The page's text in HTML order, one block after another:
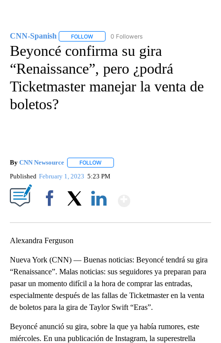
CNN-Spanish FOLLOW FOLLOW "CNN-SPANISH" TO RECEIVE
0 Followers
Beyoncé confirma su gira
“Renaissance”, pero ¿podrá
Ticketmaster manejar la venta de
boletos?
By CNN Newsource FOLLOW
Published February 1, 2023 5:23 PM
Alexandra Ferguson
Nueva York (CNN) — Buenas noticias: Beyoncé tendrá su gira
“Renaissance”. Malas noticias: sus seguidores ya preparan para
pasar un momento difícil a la hora de comprar las entradas,
especialmente después de las fallas de Ticketmaster en la venta
de boletos para la gira de Taylor Swift “Eras”.
Beyoncé anunció su gira, sobre la que ya había rumores, este
miércoles. En una publicación de Instagram, la superestrella